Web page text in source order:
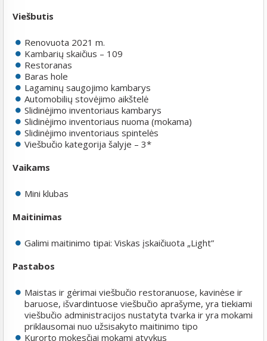
Viešbutis
Renovuota 2021 m.
Kambarių skaičius – 109
Restoranas
Baras hole
Lagaminų saugojimo kambarys
Automobilių stovėjimo aikštelė
Slidinėjimo inventoriaus kambarys
Slidinėjimo inventoriaus nuoma (mokama)
Slidinėjimo inventoriaus spintelės
Viešbučio kategorija šalyje – 3*
Vaikams
Mini klubas
Maitinimas
Galimi maitinimo tipai: Viskas įskaičiuota „Light”
Pastabos
Maistas ir gėrimai viešbučio restoranuose, kavinėse ir
baruose, išvardintuose viešbučio aprašyme, yra tiekiami
viešbučio administracijos nustatyta tvarka ir yra mokami
priklausomai nuo užsisakyto maitinimo tipo
Kurorto mokesčiai mokami atvykus